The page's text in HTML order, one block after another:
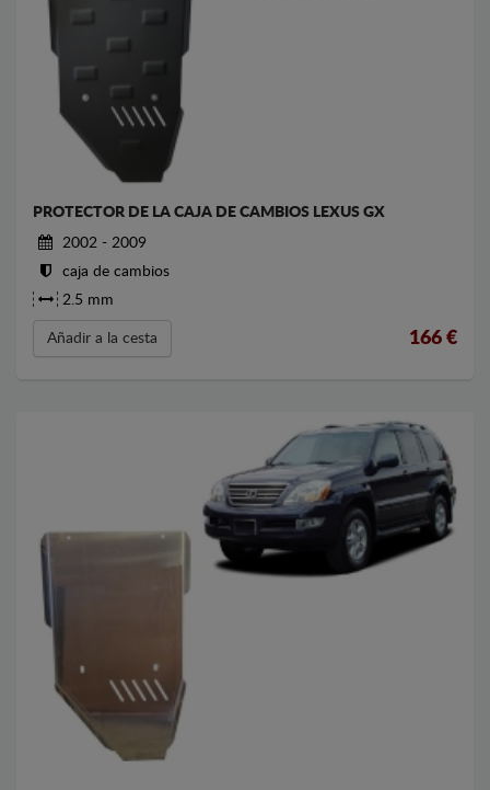
PROTECTOR DE LA CAJA DE CAMBIOS LEXUS GX
2002 - 2009
caja de cambios
2.5 mm
Añadir a la cesta 166 €